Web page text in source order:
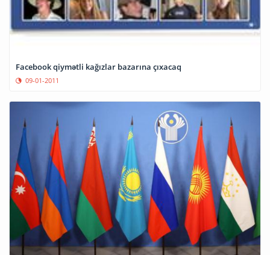
Facebook qiymətli kağızlar bazarına çıxacaq
09-01-2011